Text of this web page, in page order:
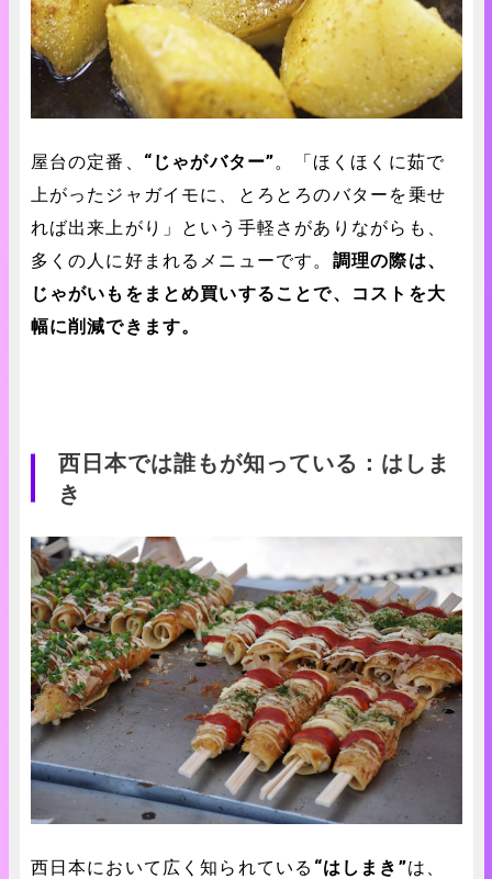
屋台の定番、 “じゃがバター”。「ほくほくに茹で
上がったジャガイモに、とろとろのバターを乗せ
れば出来上がり」という手軽さがありながらも、
多くの人に好まれるメニューです。 調理の際は、
じゃがいもをまとめ買いすることで、コストを大
幅に削減できます。
西日本では誰もが知っている：はしま
き
西日本において広く知られている “はしまき”は、